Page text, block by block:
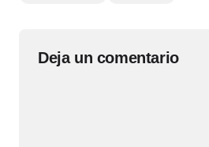
Deja un comentario